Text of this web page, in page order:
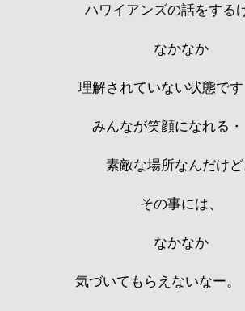
ハワイアンズの話をする
なかなか
理解されていない状態です
みんなが笑顔になれる・
素敵な場所なんだけど
その事には、
なかなか
気づいてもらえないなー